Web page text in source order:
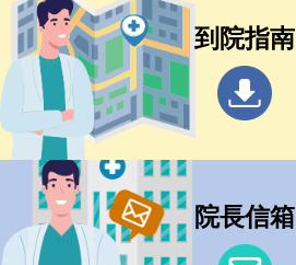
到院指南
院長信箱